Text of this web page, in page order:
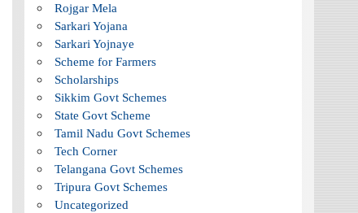
Rojgar Mela
Sarkari Yojana
Sarkari Yojnaye
Scheme for Farmers
Scholarships
Sikkim Govt Schemes
State Govt Scheme
Tamil Nadu Govt Schemes
Tech Corner
Telangana Govt Schemes
Tripura Govt Schemes
Uncategorized